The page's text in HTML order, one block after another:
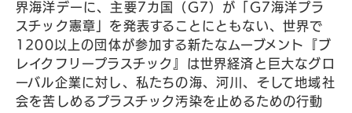
界海洋デーに、主要7カ国（G7）が「G7海洋プラ
スチック憲章」を発表することにともない、世界で
1200以上の団体が参加する新たなムーブメント『ブ
レイクフリープラスチック』は世界経済と巨大なグロ
ーバル企業に対し、私たちの海、河川、そして地域社
会を苦しめるプラスチック汚染を止めるための行動